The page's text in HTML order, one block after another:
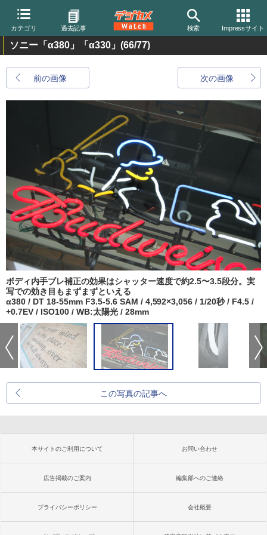
カテゴリ 過去記事 検索 Impressサイト
ソニー「α380」「α330」 (66/77)
前の画像 次の画像
ボディ内手ブレ補正の効果はシャッター速度で約2.5〜3.5段分。実
写での効き目もまずまずといえる
α380 / DT 18-55mm F3.5-5.6 SAM / 4,592×3,056 / 1/20秒 / F4.5 /
+0.7EV / ISO100 / WB:太陽光 / 28mm
この写真の記事へ
本サイトのご利用について お問い合わせ
広告掲載のご案内 編集部へのご連絡
プライバシーポリシー 会社概要